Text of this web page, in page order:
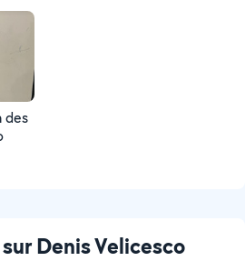
des
Denis Velicesco